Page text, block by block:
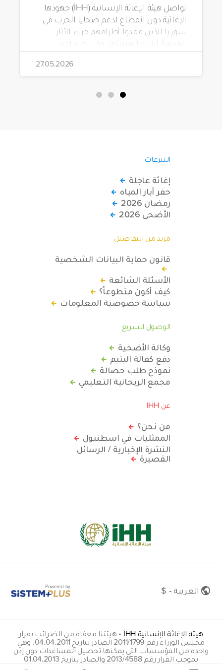
تواصل هيئة الإغاثة الإنسانية (İHH) جهودها
الإغاثية دون انقطاع لدعم ضحايا الحرب في
سوريا الذين فقدوا أطرافهم جراء الآثار
المدمرة للنزاع المستمر. وفي إطار أحدث
مشاريعها، قامت الهيئة بتوزيع 228 كرسياً
متحركاً كهربائياً على أشخاص من ذوي
الاحتياجات الخاصة يعيشون في ظروف
قاسية بمناطق دمشق، وحلب، وحماة،
27.05.2026
التبرعات
إغاثة عاجلة
حفر آبار المياه
رمضان 2026
الأضحى 2026
مزيد من التفاصيل
قانون حماية البيانات الشخصية
الأسئلة الشائعة
كيف أكون متطوعاً؟
سياسة خصوصية المعلومات
الوصول السريع
وكالة الأضحية
دفع كفالة اليتيم
نموذج طلب حصالة
مجمع الريحانية التعليمي
عن IHH
من نحن؟
الممثليات في اسطنبول
النشرة الإخبارية / الرسائل
القصيرة
العربية - $ Powered by
هيئة الإغاثة الإنسانية İHH • هيئتنا معفاة من الضرائب بقرار
مجلس الوزراء رقم 2011/1799 الصادر بتاريخ 04.04.2011. وهي
واحدة من المؤسسات التي يمكنها تحصيل المساعدات دون إذن
بموجب القرار رقم 2013/4588 والصادر بتاريخ 01.04.2013